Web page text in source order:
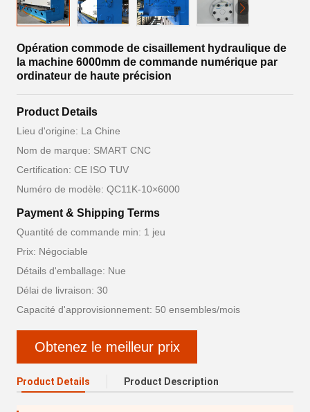
Opération commode de cisaillement hydraulique de
la machine 6000mm de commande numérique par
ordinateur de haute précision
Product Details
Lieu d'origine: La Chine
Nom de marque: SMART CNC
Certification: CE ISO TUV
Numéro de modèle: QC11K-10×6000
Payment & Shipping Terms
Quantité de commande min: 1 jeu
Prix: Négociable
Détails d'emballage: Nue
Délai de livraison: 30
Capacité d'approvisionnement: 50 ensembles/mois
Obtenez le meilleur prix
Product Details Product Description